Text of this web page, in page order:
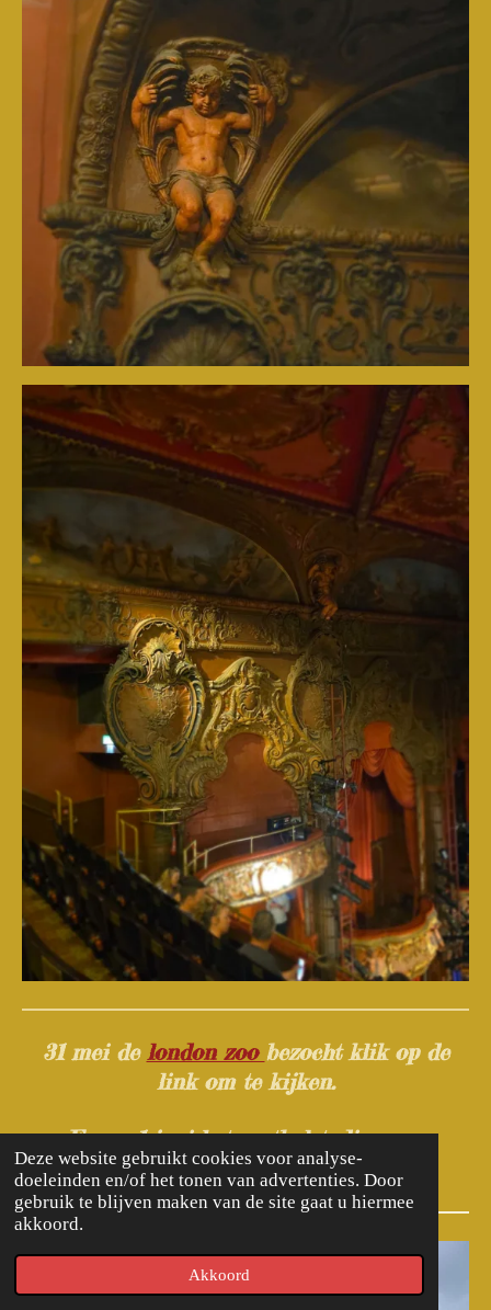
Deze website gebruikt cookies voor analyse-
doeleinden en/of het tonen van advertenties. Door
gebruik te blijven maken van de site gaat u hiermee
akkoord.
Akkoord
31 mei de london zoo bezocht klik op de
link om te kijken.
En op 1 juni het voetbalstadion van
Tottenham Hotspursklik op de link.